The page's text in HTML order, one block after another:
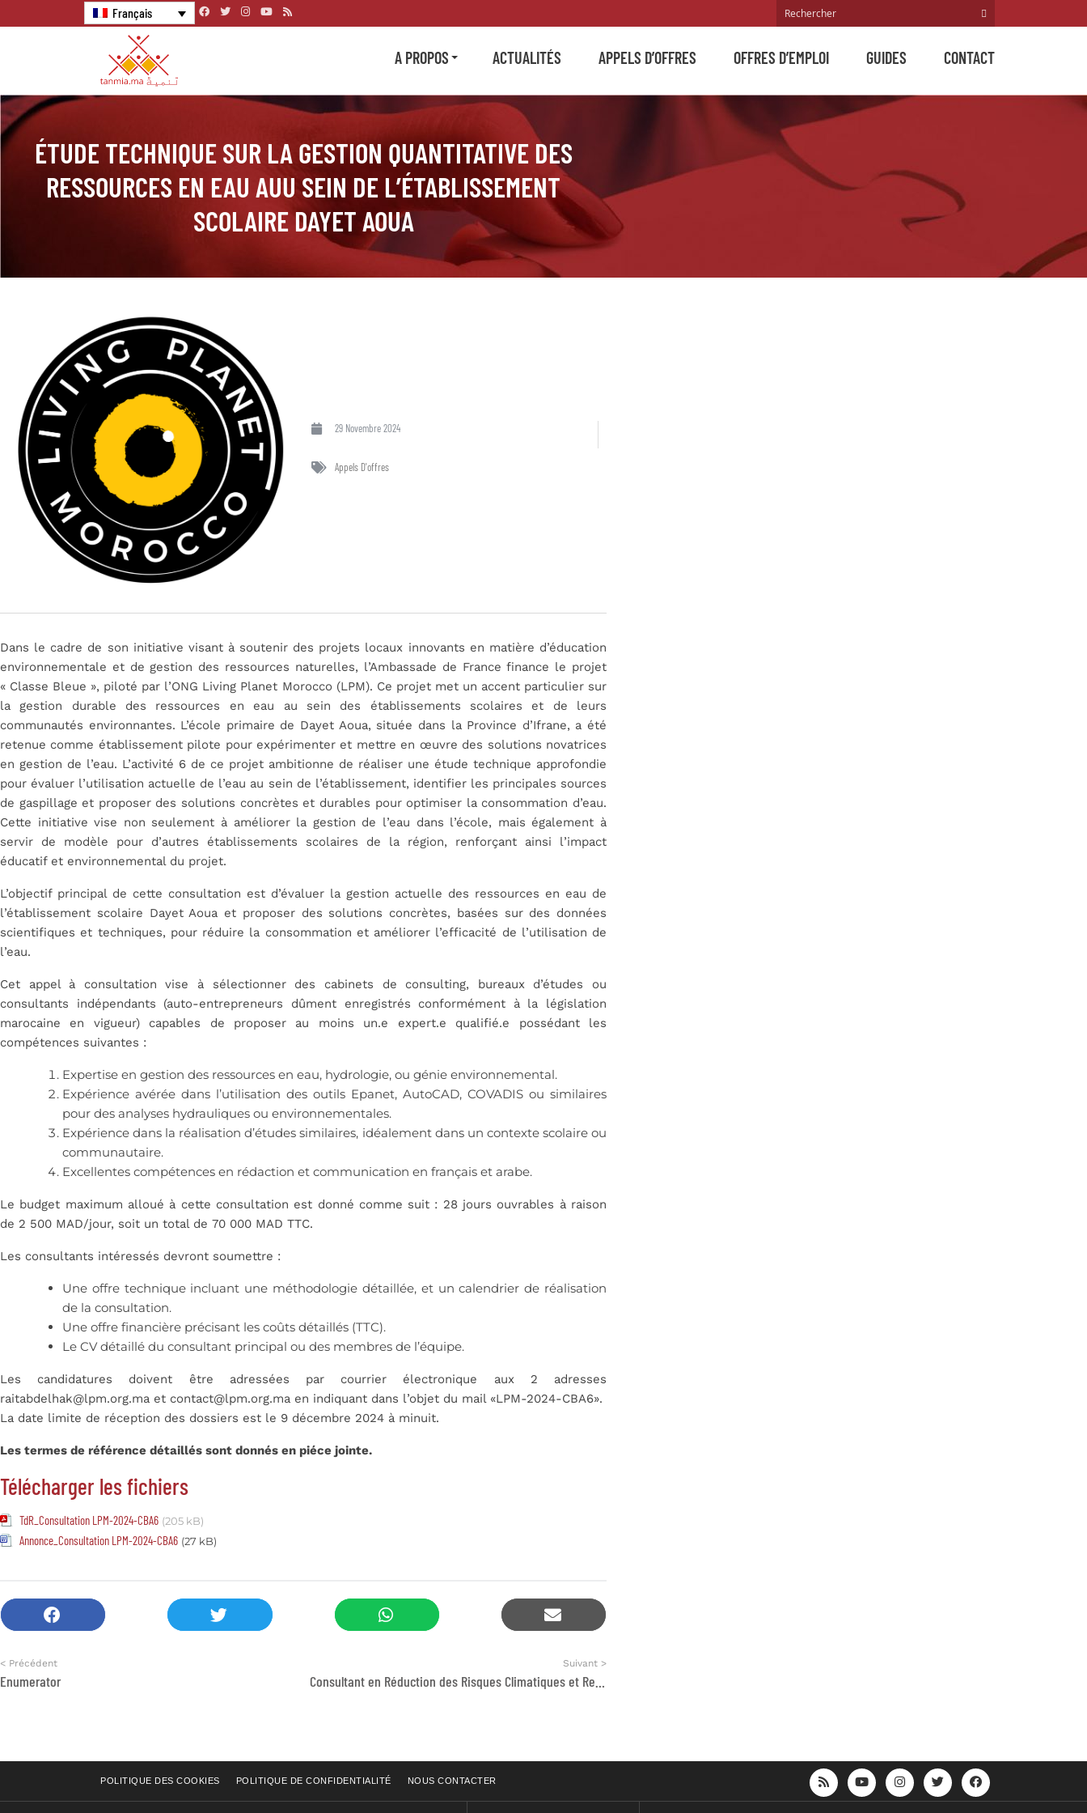
Français
A PROPOS ACTUALITÉS APPELS D’OFFRES OFFRES D’EMPLOI GUIDES CONTACT
ÉTUDE TECHNIQUE SUR LA GESTION QUANTITATIVE DES
RESSOURCES EN EAU AUU SEIN DE L’ÉTABLISSEMENT
SCOLAIRE DAYET AOUA
29 Novembre 2024
Appels D'offres
Dans le cadre de son initiative visant à soutenir des projets locaux innovants en matière d’éducation
environnementale et de gestion des ressources naturelles, l’Ambassade de France finance le projet
« Classe Bleue », piloté par l’ONG Living Planet Morocco (LPM). Ce projet met un accent particulier sur
la gestion durable des ressources en eau au sein des établissements scolaires et de leurs
communautés environnantes. L’école primaire de Dayet Aoua, située dans la Province d’Ifrane, a été
retenue comme établissement pilote pour expérimenter et mettre en œuvre des solutions novatrices
en gestion de l’eau. L’activité 6 de ce projet ambitionne de réaliser une étude technique approfondie
pour évaluer l’utilisation actuelle de l’eau au sein de l’établissement, identifier les principales sources
de gaspillage et proposer des solutions concrètes et durables pour optimiser la consommation d’eau.
Cette initiative vise non seulement à améliorer la gestion de l’eau dans l’école, mais également à
servir de modèle pour d’autres établissements scolaires de la région, renforçant ainsi l’impact
éducatif et environnemental du projet.
L’objectif principal de cette consultation est d’évaluer la gestion actuelle des ressources en eau de
l’établissement scolaire Dayet Aoua et proposer des solutions concrètes, basées sur des données
scientifiques et techniques, pour réduire la consommation et améliorer l’efficacité de l’utilisation de
l’eau.
Cet appel à consultation vise à sélectionner des cabinets de consulting, bureaux d’études ou
consultants indépendants (auto-entrepreneurs dûment enregistrés conformément à la législation
marocaine en vigueur) capables de proposer au moins un.e expert.e qualifié.e possédant les
compétences suivantes :
Expertise en gestion des ressources en eau, hydrologie, ou génie environnemental.
Expérience avérée dans l’utilisation des outils Epanet, AutoCAD, COVADIS ou similaires
pour des analyses hydrauliques ou environnementales.
Expérience dans la réalisation d’études similaires, idéalement dans un contexte scolaire ou
communautaire.
Excellentes compétences en rédaction et communication en français et arabe.
Le budget maximum alloué à cette consultation est donné comme suit : 28 jours ouvrables à raison
de 2 500 MAD/jour, soit un total de 70 000 MAD TTC.
Les consultants intéressés devront soumettre :
Une offre technique incluant une méthodologie détaillée, et un calendrier de réalisation
de la consultation.
Une offre financière précisant les coûts détaillés (TTC).
Le CV détaillé du consultant principal ou des membres de l’équipe.
Les candidatures doivent être adressées par courrier électronique aux 2 adresses
raitabdelhak@lpm.org.ma et contact@lpm.org.ma en indiquant dans l’objet du mail «LPM-2024-CBA6».
La date limite de réception des dossiers est le 9 décembre 2024 à minuit.
Les termes de référence détaillés sont donnés en piéce jointe.
Télécharger les fichiers
TdR_Consultation LPM-2024-CBA6 (205 kB)
Annonce_Consultation LPM-2024-CBA6 (27 kB)
< Précédent
Enumerator
Suivant >
POLITIQUE DES COOKIES POLITIQUE DE CONFIDENTIALITÉ NOUS CONTACTER